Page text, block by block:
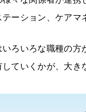
ーション、ケアマ
いろいろな職種の
ていくかが、大き